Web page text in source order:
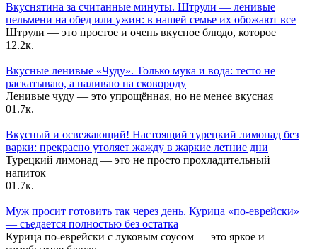
Вкуснятина за считанные минуты. Штрули — ленивые
пельмени на обед или ужин: в нашей семье их обожают все
Штрули — это простое и очень вкусное блюдо, которое
1 2.2к.
Вкусные ленивые «Чуду». Только мука и вода: тесто не
раскатываю, а наливаю на сковороду
Ленивые чуду — это упрощённая, но не менее вкусная
01.7к.
Вкусный и освежающий! Настоящий турецкий лимонад без
варки: прекрасно утоляет жажду в жаркие летние дни
Турецкий лимонад — это не просто прохладительный
напиток
01.7к.
Муж просит готовить так через день. Курица «по-еврейски»
— съедается полностью без остатка
Курица по-еврейски с луковым соусом — это яркое и